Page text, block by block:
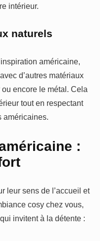
intérieur.
naturels
américaine,
d’autres matériaux
encore le métal. Cela
tout en respectant
américaines.
:
leur sens de l’accueil et
cosy chez vous,
invitent à la détente :